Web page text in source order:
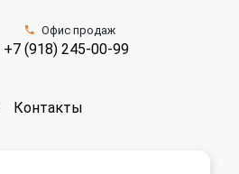
Офис продаж
+7 (918) 245-00-99
Контакты